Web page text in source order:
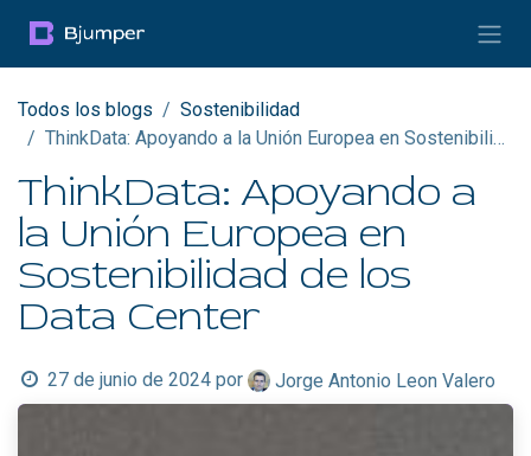
Todos los blogs
Sostenibilidad
ThinkData: Apoyando a la Unión Europea en Sostenibilidad de los Data Center
ThinkData: Apoyando a
la Unión Europea en
Sostenibilidad de los
Data Center
27 de junio de 2024 por Jorge Antonio Leon Valero